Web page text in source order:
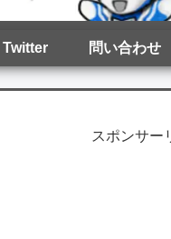
Twitter 問い合わせ
スポンサー